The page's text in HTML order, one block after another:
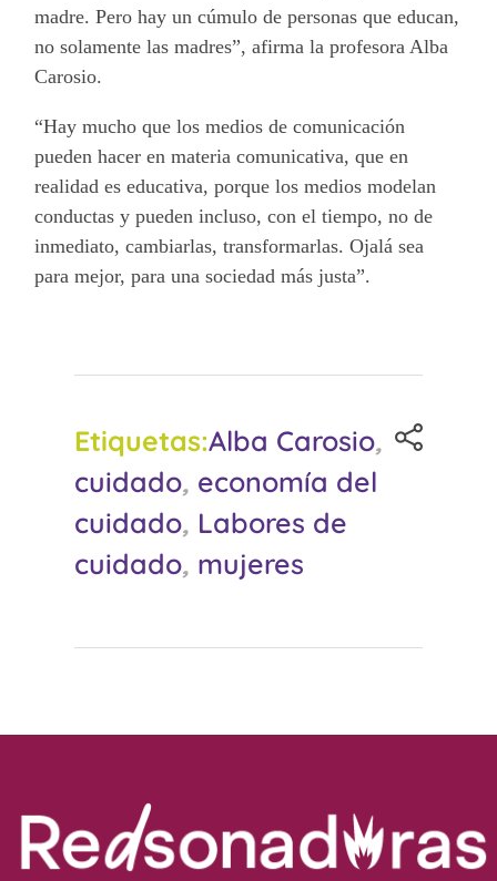
madre. Pero hay un cúmulo de personas que educan,
no solamente las madres”, afirma la profesora Alba
Carosio.
“Hay mucho que los medios de comunicación
pueden hacer en materia comunicativa, que en
realidad es educativa, porque los medios modelan
conductas y pueden incluso, con el tiempo, no de
inmediato, cambiarlas, transformarlas. Ojalá sea
para mejor, para una sociedad más justa”.
Etiquetas:Alba Carosio,
cuidado, economía del
cuidado, Labores de
cuidado, mujeres